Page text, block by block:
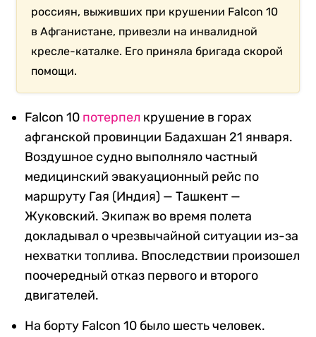
россиян, выживших при крушении Falcon 10
в Афганистане, привезли на инвалидной
кресле-каталке. Его приняла бригада скорой
помощи.
Falcon 10 потерпел крушение в горах
афганской провинции Бадахшан 21 января.
Воздушное судно выполняло частный
медицинский эвакуационный рейс по
маршруту Гая (Индия) — Ташкент —
Жуковский. Экипаж во время полета
докладывал о чрезвычайной ситуации из-за
нехватки топлива. Впоследствии произошел
поочередный отказ первого и второго
двигателей.
На борту Falcon 10 было шесть человек.